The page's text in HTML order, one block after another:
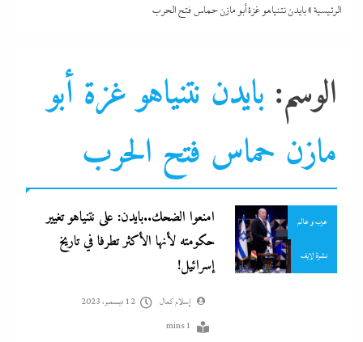
الرئيسية»بايدن نتنياهو غزة أبو مازن حماس فتح الحرب
الوسم: بايدن نتنياهو غزة أبو
مازن حماس فتح الحرب
الشرق الأوسط
جاءنا الآن
عرب و عالم
نشرة لايف
امنعوا الضحك..بايدن: على نتنياهو تغيير
حكومته لأنها الأكثر تطرفا في تاريخ
إسرائيل!
إسلام كمال
12 ديسمبر، 2023
1 mins